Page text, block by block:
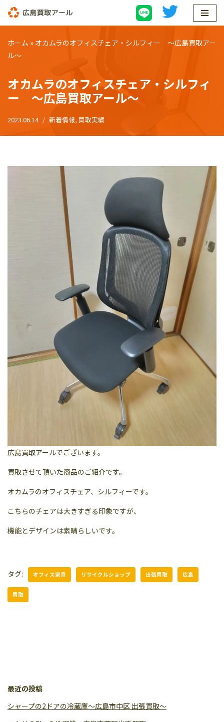
コ
ン
テ
ツ
へ
ス
ホーム » オカムラのオフィスチェア・シルフィー 〜広島買取アー
ル〜
オカムラのオフィスチェア・シルフィ
ー 〜広島買取アール〜
2023.06.14 新着情報, 買取実績
広島買取アールでございます。
買取させて頂いた商品のご紹介です。
オカムラのオフィスチェア、シルフィーです。
こちらのチェアは大きすぎる印象ですが、
機能とデザインは素晴らしいです。
タグ: オフィス家具 リサイクルショップ 出張買取 広島
買取
最近の投稿
シャープの2ドアの冷蔵庫〜広島市中区 出張買取〜